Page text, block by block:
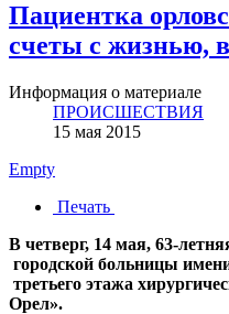
Пациентка
счеты с жизнью,
Информация о материале
ПРОИСШЕСТВИЯ
15 мая 2015
Empty
Печать
В четверг, 14 мая, 63-
городской больницы
третьего этажа
Орел».